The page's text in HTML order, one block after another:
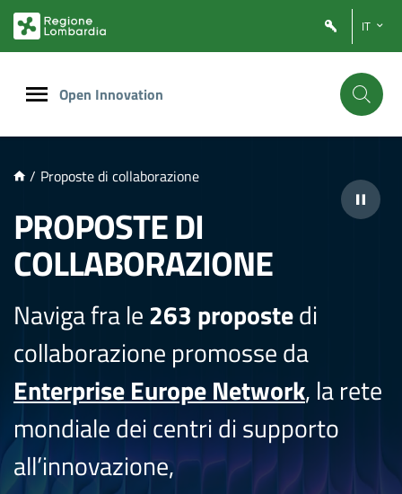
PRINCIPALE
IT
Open Innovation
/ Proposte di collaborazione
PROPOSTE DI
COLLABORAZIONE
Naviga fra le263 propostedi
collaborazione promosse da
Enterprise Europe Network, la rete
mondiale dei centri di supporto
all’innovazione,